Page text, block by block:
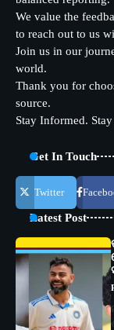
We value the
to reach out to us
Join us in our
world.
Thank you for
source.
Stay Informed.
Get In Touch
Twitter
Latest Post